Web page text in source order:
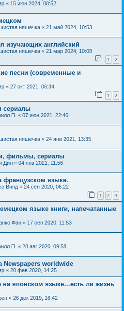
« 15 июн 2024, 08:52
няшечка « 21 май 2024, 10:53
изучающих английский
няшечка « 21 мар 2024, 10:08
1 2
песни (современные и
« 27 окт 2021, 06:34
1 2
сериалы
П. « 07 июн 2021, 22:46
няшечка « 24 янв 2021, 13:35
фильмы, сериалы
Дил « 04 янв 2021, 11:56
французском языке.
Винд « 24 сен 2020, 06:22
1 2 3
языке книги, напечатанные
Фан « 17 сен 2020, 11:53
П. « 28 авг 2020, 09:58
Newspapers worldwide
« 20 фев 2020, 14:25
на японском языке…есть ли жизнь
« 26 дек 2019, 16:42